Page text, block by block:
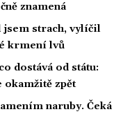
znamená
jsem strach, vylíčil
krmení lvů
dostává od státu:
okamžitě zpět
naruby. Čeká